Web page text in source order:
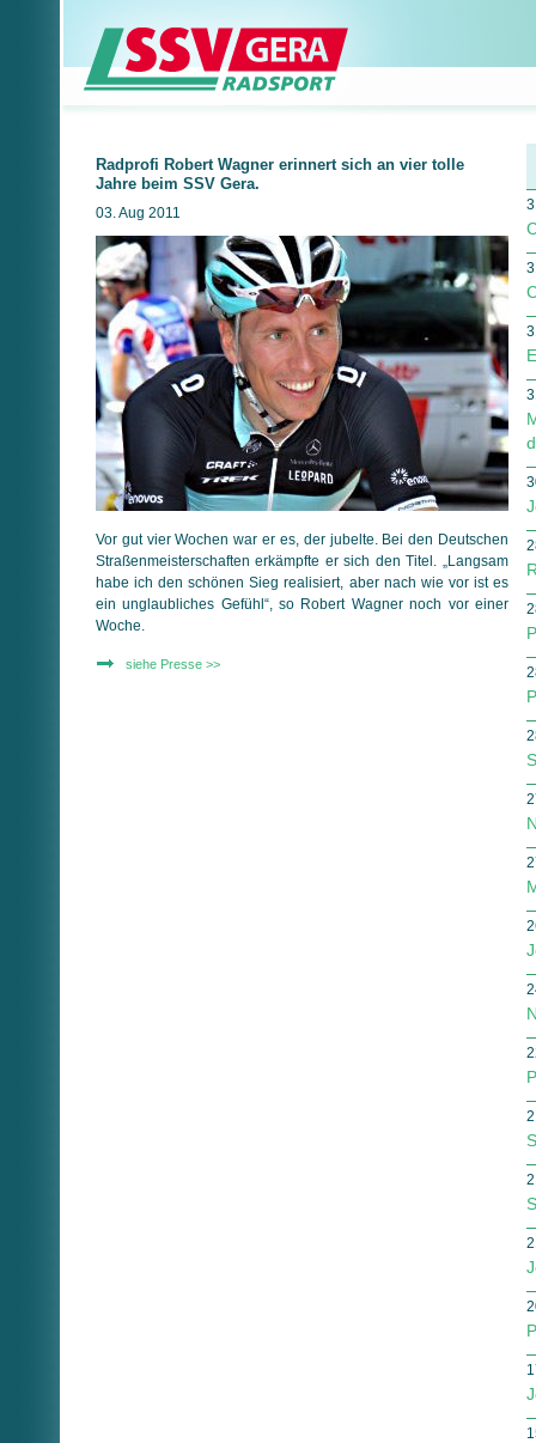
Radprofi Robert Wagner erinnert sich an vier tolle
Jahre beim SSV Gera.
03. Aug 2011
Vor gut vier Wochen war er es, der jubelte. Bei den Deutschen
Straßenmeisterschaften erkämpfte er sich den Titel. „Langsam
habe ich den schönen Sieg realisiert, aber nach wie vor ist es
ein unglaubliches Gefühl“, so Robert Wagner noch vor einer
Woche.
siehe Presse >>